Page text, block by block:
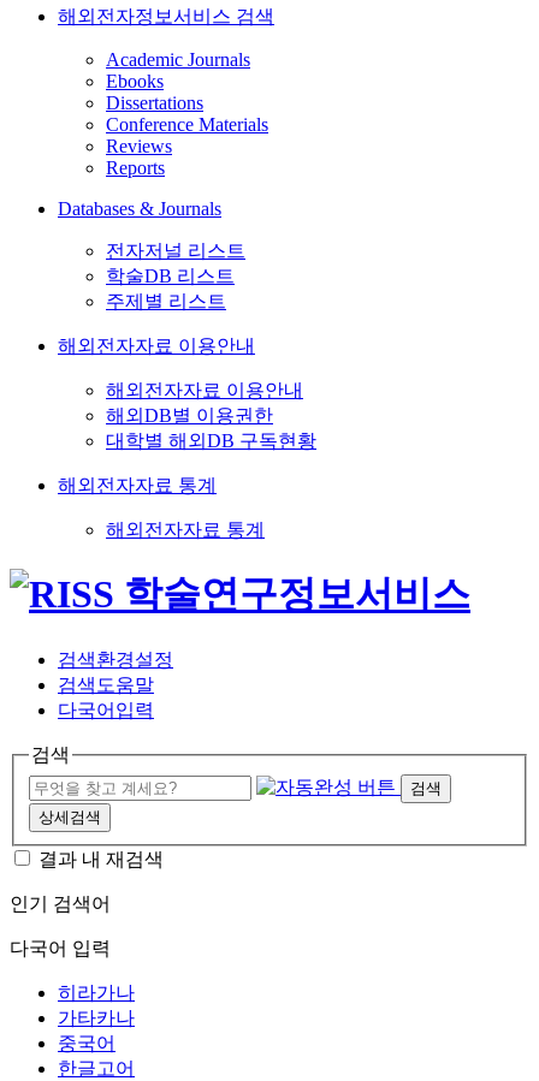
해외전자정보서비스 검색
Academic Journals
Ebooks
Dissertations
Conference Materials
Reviews
Reports
Databases & Journals
전자저널 리스트
학술DB 리스트
주제별 리스트
해외전자자료 이용안내
해외전자자료 이용안내
해외DB별 이용권한
대학별 해외DB 구독현황
해외전자자료 통계
해외전자자료 통계
검색환경설정
검색도움말
다국어입력
검색
검색
상세검색
결과 내 재검색
인기 검색어
다국어 입력
히라가나
가타카나
중국어
한글고어